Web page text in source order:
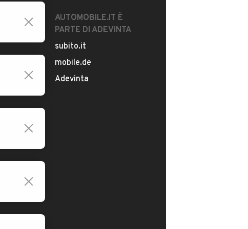
AUTOMOBILE.IT È
PARTE DI ADEVINTA
subito.it
mobile.de
Adevinta